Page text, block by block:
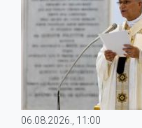
06.08.2026., 11:00